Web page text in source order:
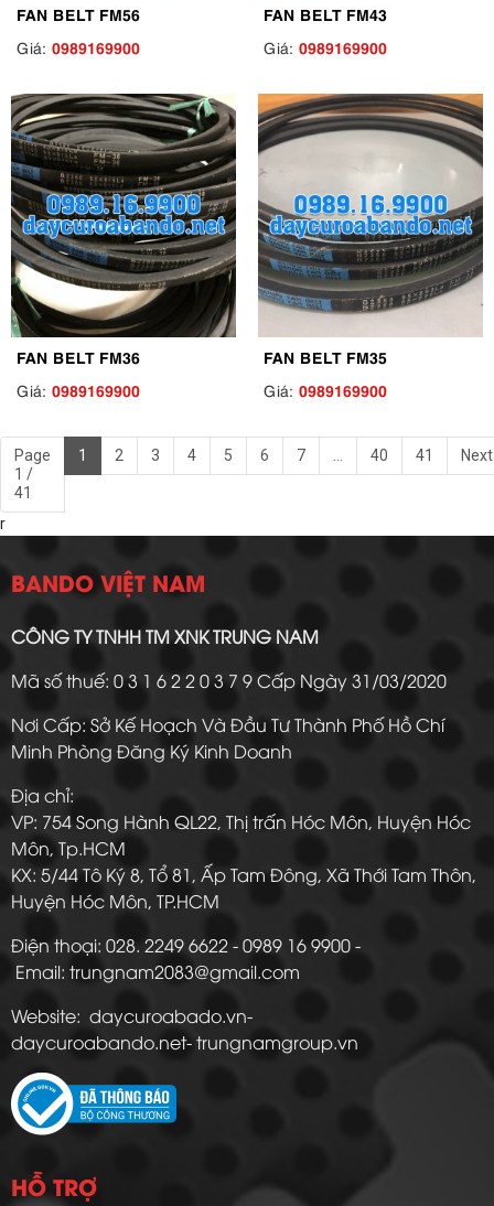
FAN BELT FM56
Giá: 0989169900
FAN BELT FM43
Giá: 0989169900
FAN BELT FM36
Giá: 0989169900
FAN BELT FM35
Giá: 0989169900
Page
1 /
41
1 2 3 4 5 6 7 ... 40 41 Next
r
BANDO VIỆT NAM
CÔNG TY TNHH TM XNK TRUNG NAM
Mã số thuế: 0 3 1 6 2 2 0 3 7 9 Cấp Ngày 31/03/2020
Nơi Cấp: Sở Kế Hoạch Và Đầu Tư Thành Phố Hồ Chí
Minh Phòng Đăng Ký Kinh Doanh
Địa chỉ:
VP: 754 Song Hành QL22, Thị trấn Hóc Môn, Huyện Hóc
Môn, Tp.HCM
KX: 5/44 Tô Ký 8, Tổ 81, Ấp Tam Đông, Xã Thới Tam Thôn,
Huyện Hóc Môn, TP.HCM
Điện thoại: 028. 2249 6622 - 0989 16 9900 -
Email: trungnam2083@gmail.com
Website: daycuroabado.vn-
daycuroabando.net- trungnamgroup.vn
HỖ TRỢ